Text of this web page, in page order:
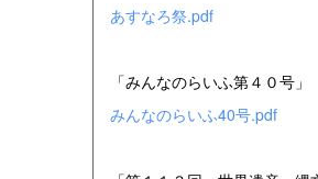
あすなろ祭.pdf
「みんなのらいふ第４０号」
みんなのらいふ40号.pdf